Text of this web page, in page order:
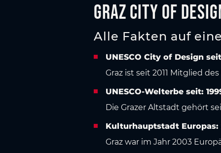
Graz City of
Alle Fakten auf
UNESCO City of Design
Graz ist seit 2011 Mitglied
UNESCO-Welterbe seit:
Die Grazer Altstadt gehört
Kulturhauptstadt Europas:
Graz war im Jahr 2003